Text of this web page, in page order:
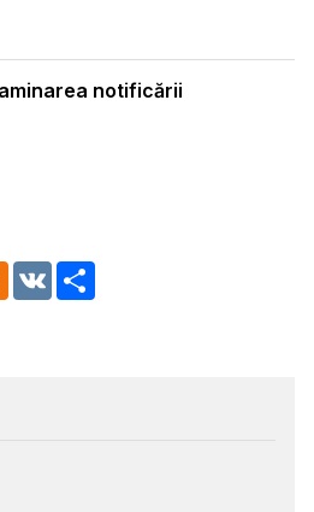
notificării
Odnoklassniki
VK